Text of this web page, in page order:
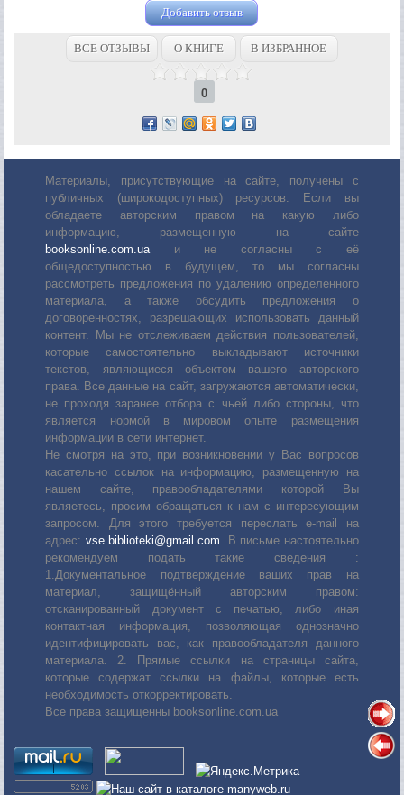
Добавить отзыв
ВСЕ ОТЗЫВЫ О КНИГЕ В ИЗБРАННОЕ
0
Материалы, присутствующие на сайте, получены с
публичных (широкодоступных) ресурсов. Если вы
обладаете авторским правом на какую либо
информацию, размещенную на сайте
booksonline.com.uaи не согласны с её
общедоступностью в будущем, то мы согласны
рассмотреть предложения по удалению определенного
материала, а также обсудить предложения о
договоренностях, разрешающих использовать данный
контент. Мы не отслеживаем действия пользователей,
которые самостоятельно выкладывают источники
текстов, являющиеся объектом вашего авторского
права. Все данные на сайт, загружаются автоматически,
не проходя заранее отбора с чьей либо стороны, что
является нормой в мировом опыте размещения
информации в сети интернет.
Не смотря на это, при возникновении у Вас вопросов
касательно ссылок на информацию, размещенную на
нашем сайте, правообладателями которой Вы
являетесь, просим обращаться к нам с интересующим
запросом. Для этого требуется переслать е-mail на
адрес: vse.biblioteki@gmail.com. В письме настоятельно
рекомендуем подать такие сведения :
1.Документальное подтверждение ваших прав на
материал, защищённый авторским правом:
отсканированный документ с печатью, либо иная
контактная информация, позволяющая однозначно
идентифицировать вас, как правообладателя данного
материала. 2. Прямые ссылки на страницы сайта,
которые содержат ссылки на файлы, которые есть
необходимость откорректировать.
Все права защищенны booksonline.com.ua